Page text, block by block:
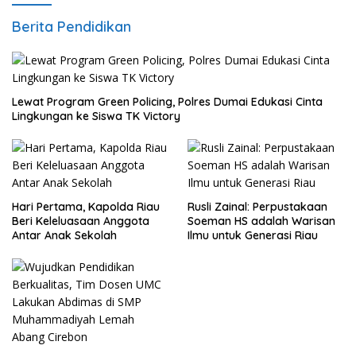
Berita Pendidikan
Lewat Program Green Policing, Polres Dumai Edukasi Cinta
Lingkungan ke Siswa TK Victory
Hari Pertama, Kapolda Riau
Beri Keleluasaan Anggota
Antar Anak Sekolah
Rusli Zainal: Perpustakaan
Soeman HS adalah Warisan
Ilmu untuk Generasi Riau